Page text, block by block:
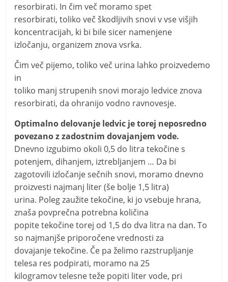
resorbirati. In čim več moramo spet
resorbirati, toliko več škodljivih snovi v vse višjih
koncentracijah, ki bi bile sicer namenjene
izločanju, organizem znova vsrka.
Čim več pijemo, toliko več urina lahko proizvedemo
in
toliko manj strupenih snovi morajo ledvice znova
resorbirati, da ohranijo vodno ravnovesje.
Optimalno delovanje ledvic je torej neposredno
povezano z zadostnim dovajanjem vode.
Dnevno izgubimo okoli 0,5 do litra tekočine s
potenjem, dihanjem, iztrebljanjem … Da bi
zagotovili izločanje sečnih snovi, moramo dnevno
proizvesti najmanj liter (še bolje 1,5 litra)
urina. Poleg zaužite tekočine, ki jo vsebuje hrana,
znaša povprečna potrebna količina
popite tekočine torej od 1,5 do dva litra na dan. To
so najmanjše priporočene vrednosti za
dovajanje tekočine. Če pa želimo razstrupljanje
telesa res podpirati, moramo na 25
kilogramov telesne teže popiti liter vode, pri